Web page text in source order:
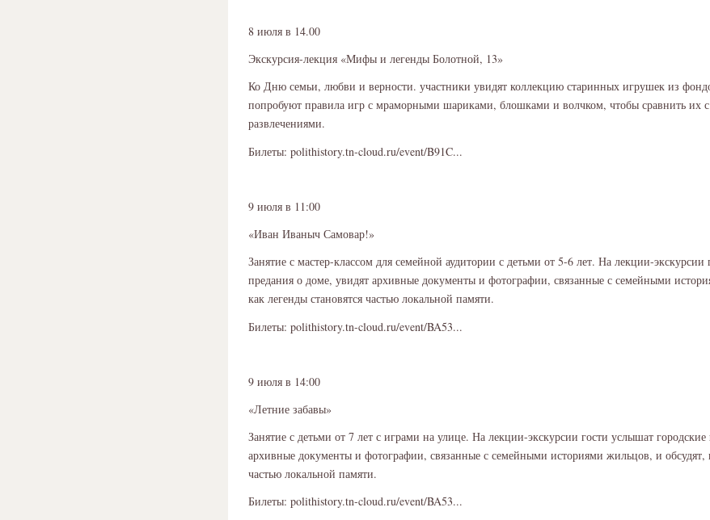
8 июля в 14.00
Экскурсия-лекция «Мифы и легенды Болотной, 13»
Ко Дню семьи, любви и верности. участники увидят коллекцию старинных игрушек из
попробуют правила игр с мраморными шариками, блошками и волчком, чтобы сравнить их
развлечениями.
Билеты: polithistory.tn-cloud.ru/event/B91C...
9 июля в 11:00
«Иван Иваныч Самовар!»
Занятие с мастер-классом для семейной аудитории с детьми от 5-6 лет. На лекции-экскурсии
предания о доме, увидят архивные документы и фотографии, связанные с семейными
как легенды становятся частью локальной памяти.
Билеты: polithistory.tn-cloud.ru/event/BA53...
9 июля в 14:00
«Летние забавы»
Занятие с детьми от 7 лет с играми на улице. На лекции-экскурсии гости услышат
архивные документы и фотографии, связанные с семейными историями жильцов, и обсудят,
частью локальной памяти.
Билеты: polithistory.tn-cloud.ru/event/BA53...